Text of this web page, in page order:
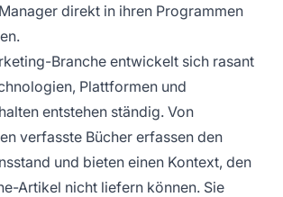
direkt in ihren Programmen
Branche entwickelt sich rasant
Plattformen und
entstehen ständig. Von
verfasste Bücher erfassen den
und bieten einen Kontext, den
Artikel nicht liefern können. Sie